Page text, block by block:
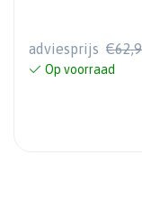
adviesprijs
Op voorraad